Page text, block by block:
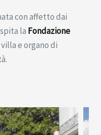
con affetto dai
la Fondazione
e organo di